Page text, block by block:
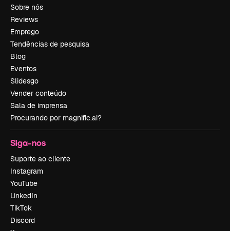
Sobre nós
Reviews
Emprego
Tendências de pesquisa
Blog
Eventos
Slidesgo
Vender conteúdo
Sala de imprensa
Procurando por magnific.ai?
Siga-nos
Suporte ao cliente
Instagram
YouTube
LinkedIn
TikTok
Discord